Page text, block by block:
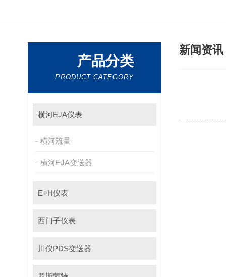
产品分类
PRODUCT CATEGORY
横河EJA仪表
横河流量
横河EJA变送器
E+H仪表
西门子仪表
川仪PDS变送器
新闻资讯